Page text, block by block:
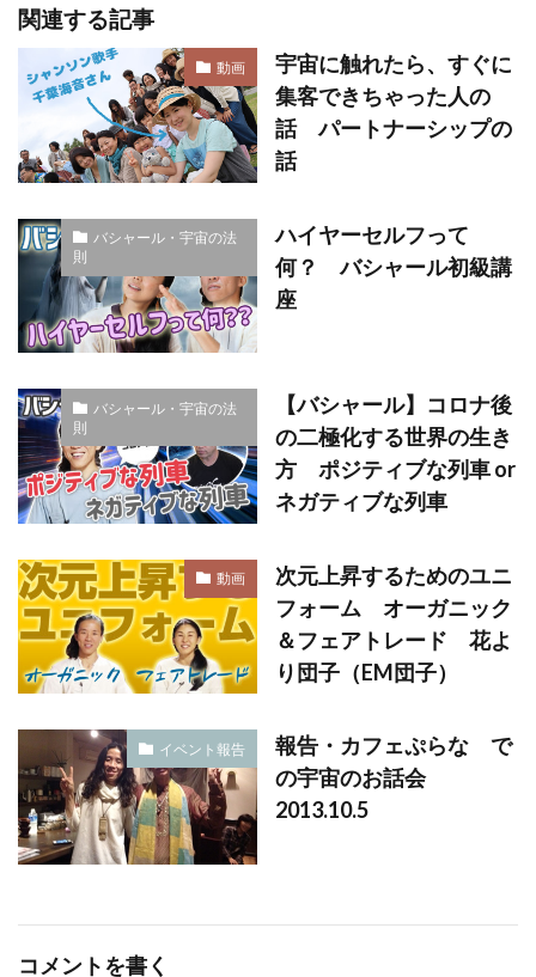
関連する記事
動画
宇宙に触れたら、すぐに
集客できちゃった人の
話 パートナーシップの
話
バシャール・宇宙の法
則
ハイヤーセルフって
何？ バシャール初級講
座
バシャール・宇宙の法
則
【バシャール】コロナ後
の二極化する世界の生き
方 ポジティブな列車 or
ネガティブな列車
動画
次元上昇するためのユニ
フォーム オーガニック
＆フェアトレード 花よ
り団子（EM団子）
イベント報告
報告・カフェぷらな で
の宇宙のお話会
2013.10.5
コメントを書く